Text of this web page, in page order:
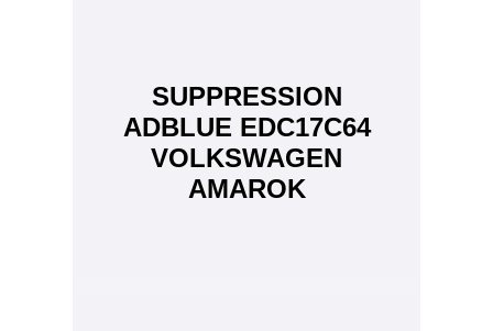
SUPPRESSION
ADBLUE EDC17C64
VOLKSWAGEN
AMAROK